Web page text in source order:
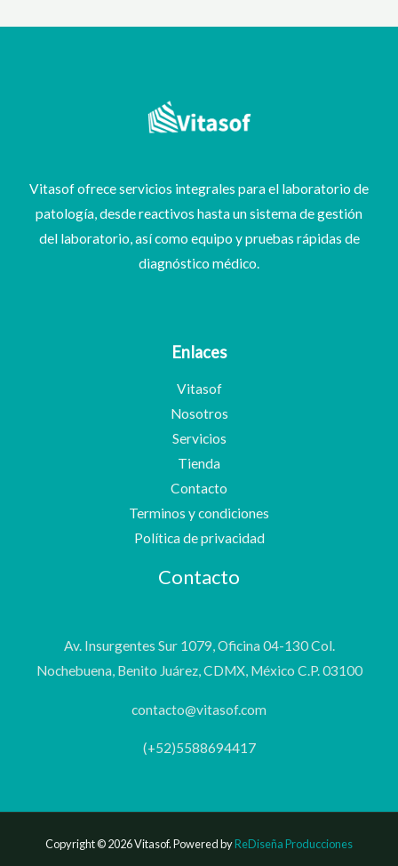
Vitasof ofrece servicios integrales para el laboratorio de
patología, desde reactivos hasta un sistema de gestión
del laboratorio, así como equipo y pruebas rápidas de
diagnóstico médico.
Enlaces
Vitasof
Nosotros
Servicios
Tienda
Contacto
Terminos y condiciones
Política de privacidad
Contacto
Av. Insurgentes Sur 1079, Oficina 04-130 Col.
Nochebuena, Benito Juárez, CDMX, México C.P. 03100
contacto@vitasof.com
(+52)5588694417
Copyright © 2026 Vitasof. Powered byReDiseña Producciones